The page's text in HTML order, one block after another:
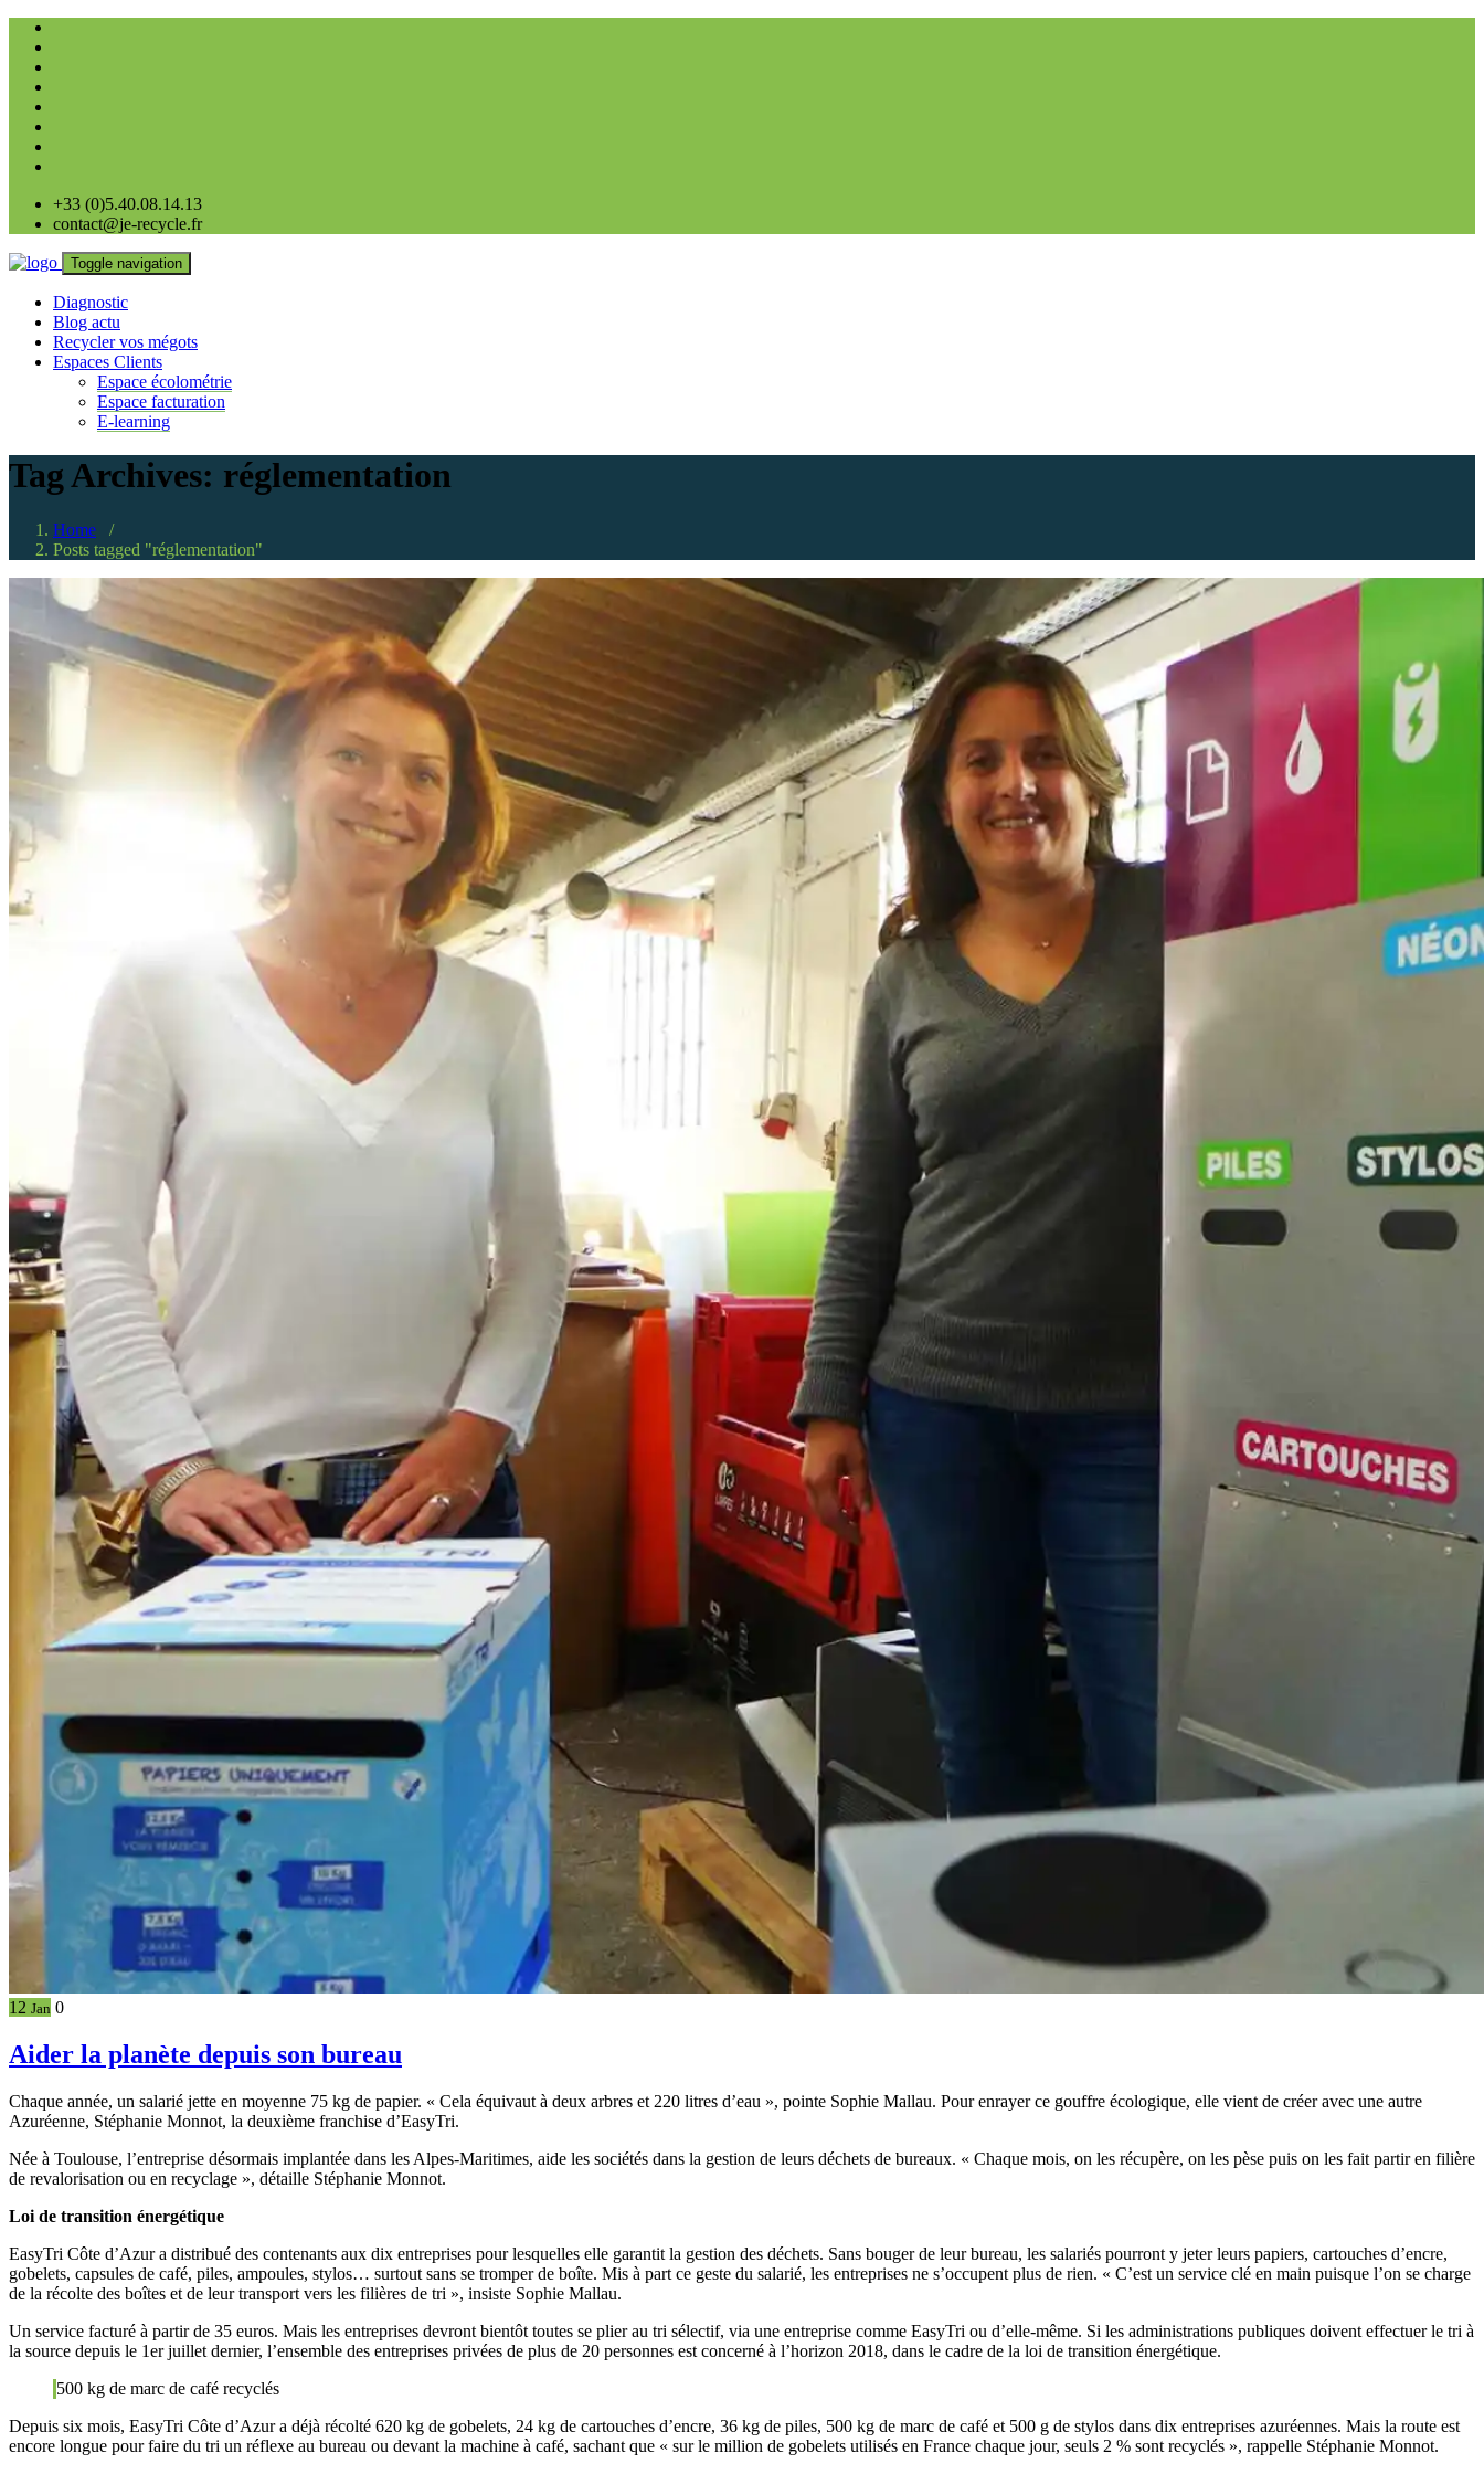
+33 (0)5.40.08.14.13
contact@je-recycle.fr
Toggle navigation
Diagnostic
Blog actu
Recycler vos mégots
Espaces Clients
Espace écolométrie
Espace facturation
E-learning
Tag Archives: réglementation
Home /
Posts tagged "réglementation"
12 Jan 0
Aider la planète depuis son bureau
Chaque année, un salarié jette en moyenne 75 kg de papier. « Cela équivaut à deux arbres et 220 litres d’eau », pointe Sophie Mallau. Pour enrayer ce gouffre écologique, elle vient de créer avec une autre
Azuréenne, Stéphanie Monnot, la deuxième franchise d’EasyTri.
Née à Toulouse, l’entreprise désormais implantée dans les Alpes-Maritimes, aide les sociétés dans la gestion de leurs déchets de bureaux. « Chaque mois, on les récupère, on les pèse puis on les fait partir en filière
de revalorisation ou en recyclage », détaille Stéphanie Monnot.
Loi de transition énergétique
EasyTri Côte d’Azur a distribué des contenants aux dix entreprises pour lesquelles elle garantit la gestion des déchets. Sans bouger de leur bureau, les salariés pourront y jeter leurs papiers, cartouches d’encre,
gobelets, capsules de café, piles, ampoules, stylos… surtout sans se tromper de boîte. Mis à part ce geste du salarié, les entreprises ne s’occupent plus de rien. « C’est un service clé en main puisque l’on se charge
de la récolte des boîtes et de leur transport vers les filières de tri », insiste Sophie Mallau.
Un service facturé à partir de 35 euros. Mais les entreprises devront bientôt toutes se plier au tri sélectif, via une entreprise comme EasyTri ou d’elle-même. Si les administrations publiques doivent effectuer le tri à
la source depuis le 1er juillet dernier, l’ensemble des entreprises privées de plus de 20 personnes est concerné à l’horizon 2018, dans le cadre de la loi de transition énergétique.
500 kg de marc de café recyclés
Depuis six mois, EasyTri Côte d’Azur a déjà récolté 620 kg de gobelets, 24 kg de cartouches d’encre, 36 kg de piles, 500 kg de marc de café et 500 g de stylos dans dix entreprises azuréennes. Mais la route est
encore longue pour faire du tri un réflexe au bureau ou devant la machine à café, sachant que « sur le million de gobelets utilisés en France chaque jour, seuls 2 % sont recyclés », rappelle Stéphanie Monnot.